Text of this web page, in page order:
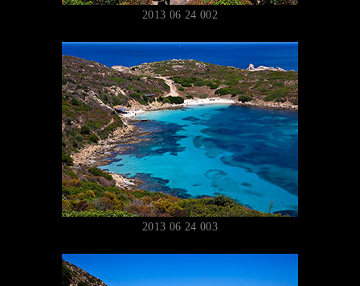
2013 06 24 002
2013 06 24 003